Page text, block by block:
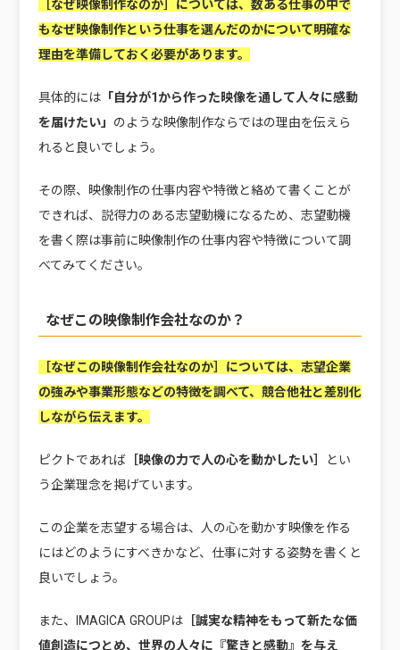
［なぜ映像制作なのか］については、 数ある仕事の中で
もなぜ映像制作という仕事を選んだのかについて明確な
理由を準備しておく必要があります。
具体的には「自分が1から作った映像を通して人々に感動
を届けたい」 のような映像制作ならではの理由を伝えら
れると良いでしょう。
その際、映像制作の仕事内容や特徴と絡めて書くことが
できれば、説得力のある志望動機になるため、志望動機
を書く際は事前に映像制作の仕事内容や特徴について調
べてみてください。
なぜこの映像制作会社なのか？
［なぜこの映像制作会社なのか］については、 志望企業
の強みや事業形態などの特徴を調べて、競合他社と差別化
しながら伝えます。
ピクトであれば［映像の力で人の心を動かしたい］
とい
う企業理念を掲げています。
この企業を志望する場合は、人の心を動かす映像を作る
にはどのようにすべきかなど、仕事に対する姿勢を書くと
良いでしょう。
また、IMAGICA GROUPは［誠実な精神をもって新たな価
値創造につとめ、世界の人々に『驚きと感動』を与え